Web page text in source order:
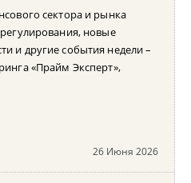
сектора и рынка
новые
и другие события недели –
«Прайм Эксперт»,
26 Июня 2026